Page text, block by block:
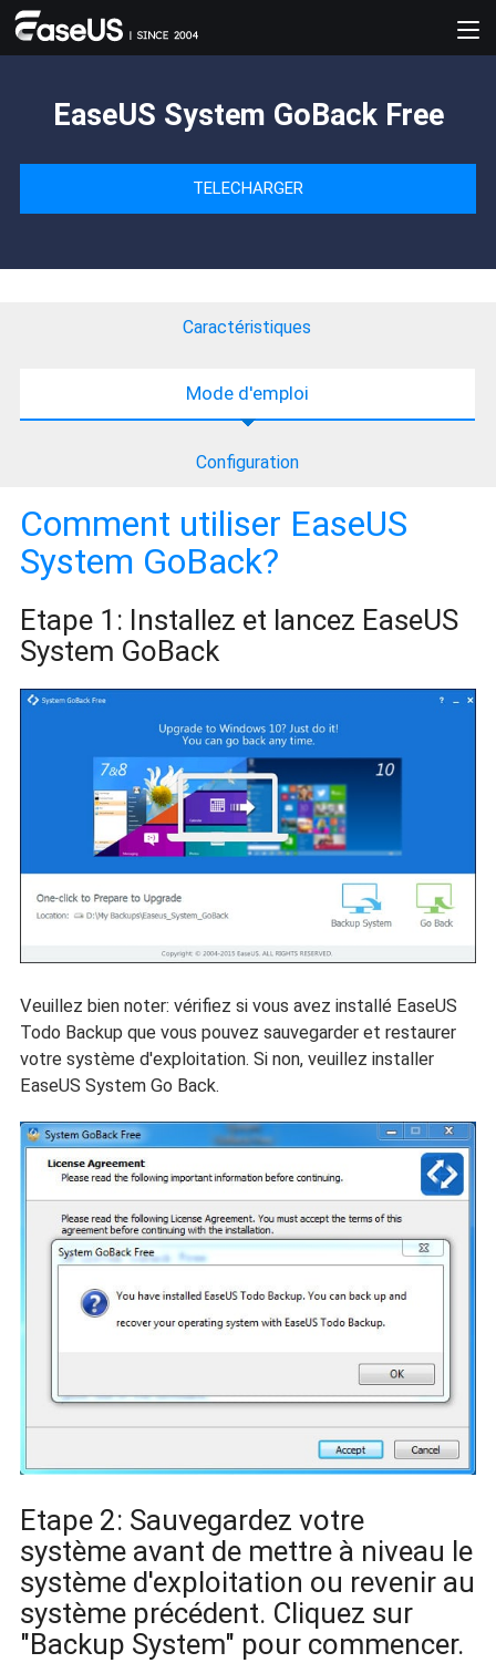
EaseUS System GoBack Free
TELECHARGER
Caractéristiques
Mode d'emploi
Configuration
Comment utiliser EaseUS
System GoBack?
Etape 1: Installez et lancez EaseUS
System GoBack
Veuillez bien noter: vérifiez si vous avez installé EaseUS
Todo Backup que vous pouvez sauvegarder et restaurer
votre système d'exploitation. Si non, veuillez installer
EaseUS System Go Back.
Etape 2: Sauvegardez votre
système avant de mettre à niveau le
système d'exploitation ou revenir au
système précédent. Cliquez sur
"Backup System" pour commencer.